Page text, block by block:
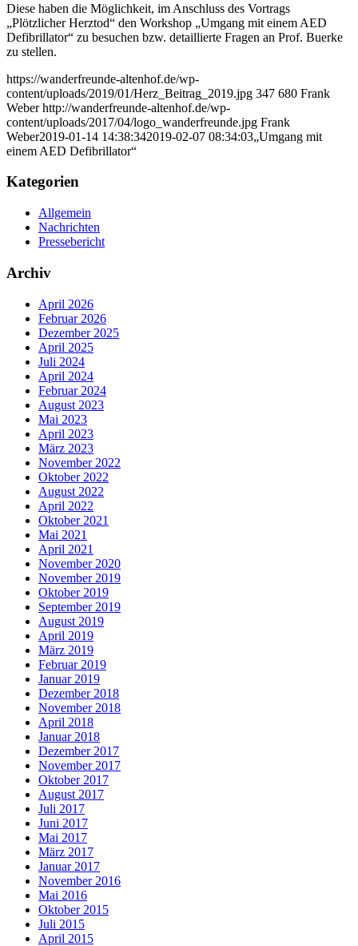
Diese haben die Möglichkeit, im Anschluss des Vortrags
„Plötzlicher Herztod“ den Workshop „Umgang mit einem AED
Defibrillator“ zu besuchen bzw. detaillierte Fragen an Prof. Buerke
zu stellen.
https://wanderfreunde-altenhof.de/wp-
content/uploads/2019/01/Herz_Beitrag_2019.jpg 347 680 Frank
Weber http://wanderfreunde-altenhof.de/wp-
content/uploads/2017/04/logo_wanderfreunde.jpg Frank
Weber2019-01-14 14:38:342019-02-07 08:34:03„Umgang mit
einem AED Defibrillator“
Kategorien
Allgemein
Nachrichten
Pressebericht
Archiv
April 2026
Februar 2026
Dezember 2025
April 2025
Juli 2024
April 2024
Februar 2024
August 2023
Mai 2023
April 2023
März 2023
November 2022
Oktober 2022
August 2022
April 2022
Oktober 2021
Mai 2021
April 2021
November 2020
November 2019
Oktober 2019
September 2019
August 2019
April 2019
März 2019
Februar 2019
Januar 2019
Dezember 2018
November 2018
April 2018
Januar 2018
Dezember 2017
November 2017
Oktober 2017
August 2017
Juli 2017
Juni 2017
Mai 2017
März 2017
Januar 2017
November 2016
Mai 2016
Oktober 2015
Juli 2015
April 2015